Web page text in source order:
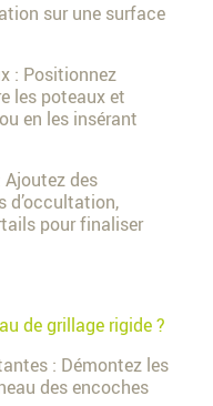
sur une surface
: Positionnez
les poteaux et
en les insérant
des
d’occultation,
pour finaliser
de grillage rigide ?
: Démontez les
des encoches